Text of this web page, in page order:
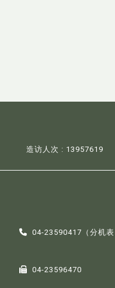
造访人次 : 13957619
04-23590417（分机表
04-23596470